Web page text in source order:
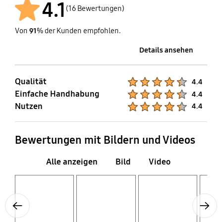
4.1 (16 Bewertungen)
Von 91% der Kunden empfohlen.
Details ansehen
Qualität 4.4
Einfache Handhabung 4.4
Nutzen 4.4
Bewertungen mit Bildern und Videos
Alle anzeigen Bild Video